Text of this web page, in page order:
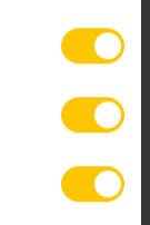
natuurlijk
Protection